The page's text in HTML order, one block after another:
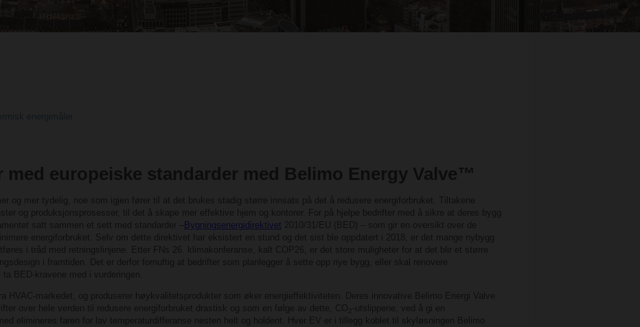
med europeiske standarder med Belimo Energy Valve™
og mer tydelig, noe som igjen fører til at det brukes stadig større innsats på det å redusere energiforbruket. Tiltakene
og produksjonsprosesser, til det å skape mer effektive hjem og kontorer. For på hjelpe bedrifter med å sikre at deres bygg
satt sammen et sett med standarder –
Bygningsenergidirektivet 2010/31/EU (BED) – som gir en oversikt over de
energiforbruket. Selv om dette direktivet har eksistert en stund og det sist ble oppdatert i 2018, er det mange nybygg
i tråd med retningslinjene. Etter FNs 26. klimakonferanse, kalt COP26, er det store muligheter for at det blir et større
i framtiden. Det er derfor fornuftig at bedrifter som planlegger å sette opp nye bygg, eller skal renovere
BED-kravene med i vurderingen.
HVAC-markedet, og produserer høykvalitetsprodukter som øker energieffektiviteten. Deres innovative Belimo Energi Valve
over hele verden til redusere energiforbruket drastisk og som en følge av dette, CO
-utslippene, ved å gi en
elimineres faren for lav temperaturdifferanse nesten helt og holdent. Hver EV er i tillegg koblet til skyløsningen Belimo